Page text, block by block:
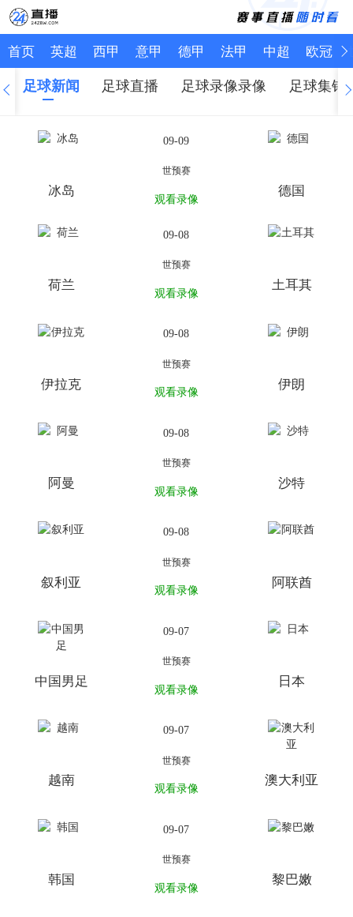
首页 英超 西甲 意甲 德甲 法甲 中超 欧冠
足球新闻 足球直播 足球录像录像 足球集锦
冰岛
09-09
世预赛
观看录像
德国
荷兰
09-08
世预赛
观看录像
土耳其
伊拉克
09-08
世预赛
观看录像
伊朗
阿曼
09-08
世预赛
观看录像
沙特
叙利亚
09-08
世预赛
观看录像
阿联酋
中国男足
09-07
世预赛
观看录像
日本
越南
09-07
世预赛
观看录像
澳大利亚
韩国
09-07
世预赛
观看录像
黎巴嫩